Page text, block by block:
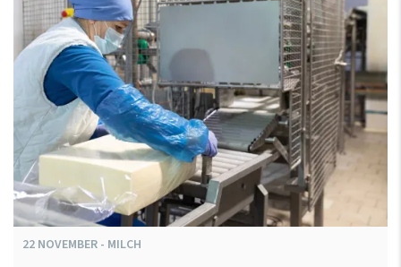
22 NOVEMBER - MILCH